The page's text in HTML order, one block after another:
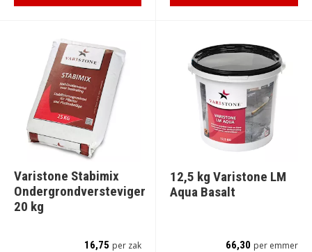
Varistone Stabimix
Ondergrondversteviger
20 kg
16,75 per zak
12,5 kg Varistone LM
Aqua Basalt
66,30 per emmer